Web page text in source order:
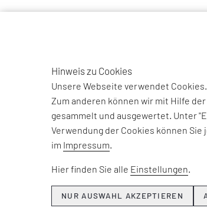
Hinweis zu Cookies
Unsere Webseite verwendet
Zum anderen können wir mit Hilfe
gesammelt und ausgewertet. Unter
Verwendung der Cookies können
im Impressum.
Hier finden Sie alle Einstellungen.
NUR AUSWAHL AKZEPTIEREN